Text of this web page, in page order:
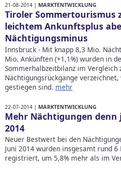
21-08-2014 | MARKTENTWICKLUNG
Tiroler Sommertourismus
leichtem Ankunftsplus
Nächtigungsminus
Innsbruck - Mit knapp 8,3 Mio.
Mio. Ankünften (+1,1%) wurden in
Sommerhalbzeitbilanz im Vergleich
Nächtigungsrückgänge
gestiegen sind. mehr
22-07-2014 | MARKTENTWICKLUNG
Mehr Nächtigungen
2014
Neuer Bestwert bei den
Juni 2014 wurden insgesamt rund
registriert, um 5,8% mehr als im